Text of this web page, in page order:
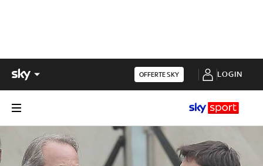
OFFERTE SKY LOGIN